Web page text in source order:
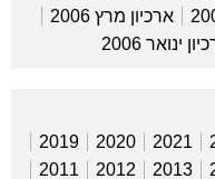
ארכיון מרץ 2006
ינואר 2006
2021
2020
2019
2013
2012
2011